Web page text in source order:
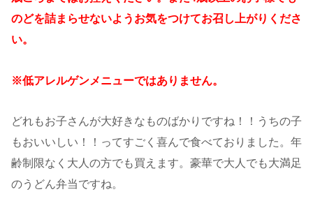
のどを詰まらせないようお気をつけてお召し上がりくださ
い。
※低アレルゲンメニューではありません。
どれもお子さんが大好きなものばかりですね！！うちの子
もおいいしい！！ってすごく喜んで食べておりました。年
齢制限なく大人の方でも買えます。豪華で大人でも大満足
のうどん弁当ですね。